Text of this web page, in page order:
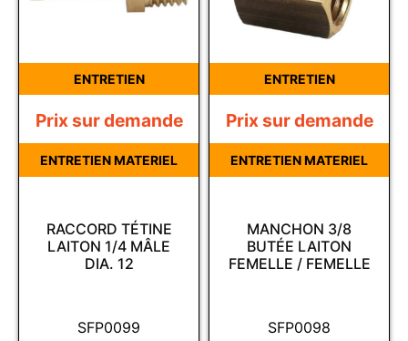
ENTRETIEN
SFP0099
RACCORD TÉTINE
LAITON 1/4 MÂLE
DIA. 12
Prix sur demande
ENTRETIEN MATERIEL
ENTRETIEN
SFP0098
MANCHON 3/8
BUTÉE LAITON
FEMELLE / FEMELLE
Prix sur demande
ENTRETIEN MATERIEL